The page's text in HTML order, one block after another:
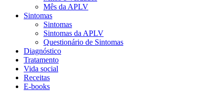
Mês da APLV
Sintomas
Sintomas
Sintomas da APLV
Questionário de Sintomas
Diagnóstico
Tratamento
Vida social
Receitas
E-books